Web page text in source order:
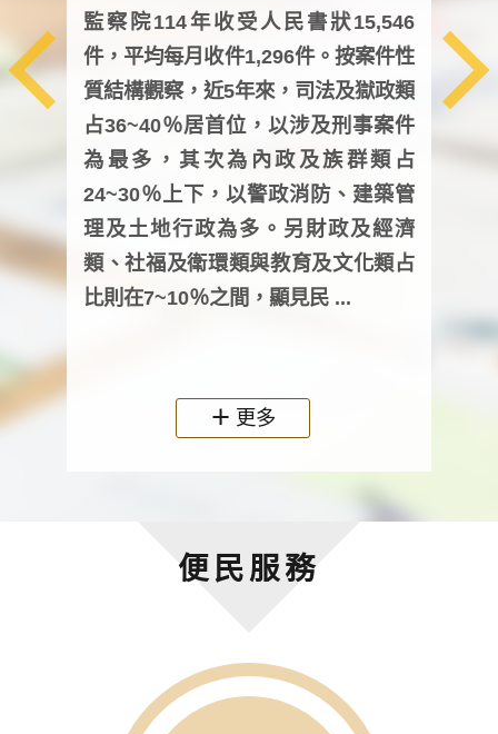
監察院114年收受人民書狀15,546
件，平均每月收件1,296件。按案件性
質結構觀察，近5年來，司法及獄政類
占36~40％居首位，以涉及刑事案件
為最多，其次為內政及族群類占
24~30％上下，以警政消防、建築管
理及土地行政為多。另財政及經濟
類、社福及衛環類與教育及文化類占
比則在7~10％之間，顯見民 ...
監
均每
人
更多
便民服務